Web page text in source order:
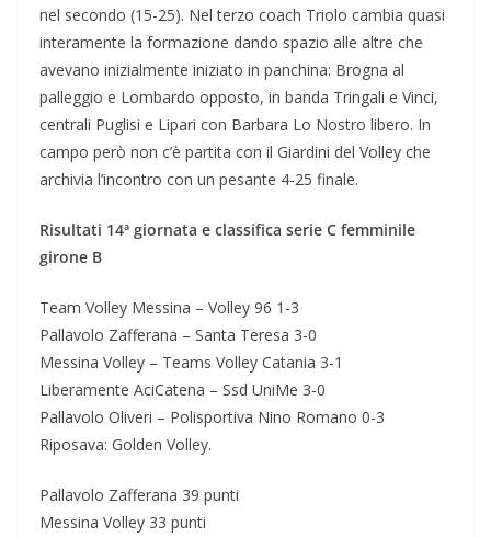
nel secondo (15-25). Nel terzo coach Triolo cambia quasi
interamente la formazione dando spazio alle altre che
avevano inizialmente iniziato in panchina: Brogna al
palleggio e Lombardo opposto, in banda Tringali e Vinci,
centrali Puglisi e Lipari con Barbara Lo Nostro libero. In
campo però non c’è partita con il Giardini del Volley che
archivia l’incontro con un pesante 4-25 finale.
Risultati 14ª giornata e classifica serie C femminile
girone B
Team Volley Messina – Volley 96 1-3
Pallavolo Zafferana – Santa Teresa 3-0
Messina Volley – Teams Volley Catania 3-1
Liberamente AciCatena – Ssd UniMe 3-0
Pallavolo Oliveri – Polisportiva Nino Romano 0-3
Riposava: Golden Volley.
Pallavolo Zafferana 39 punti
Messina Volley 33 punti